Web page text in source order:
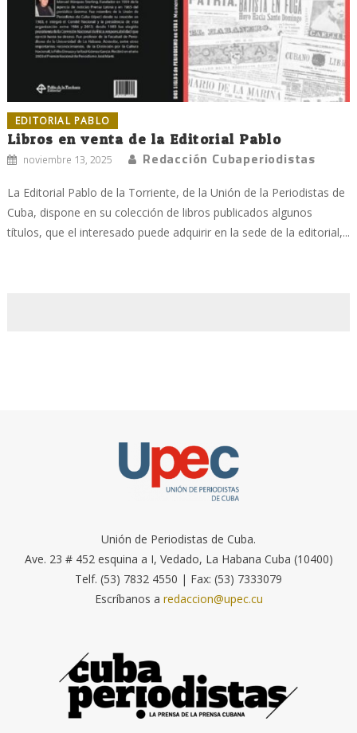
EDITORIAL PABLO
Libros en venta de la Editorial Pablo
noviembre 13, 2025 Redacción Cubaperiodistas
La Editorial Pablo de la Torriente, de la Unión de la Periodistas de
Cuba, dispone en su colección de libros publicados algunos
títulos, que el interesado puede adquirir en la sede de la editorial,...
Unión de Periodistas de Cuba.
Ave. 23 # 452 esquina a I, Vedado, La Habana Cuba (10400)
Telf. (53) 7832 4550 | Fax: (53) 7333079
Escríbanos a redaccion@upec.cu